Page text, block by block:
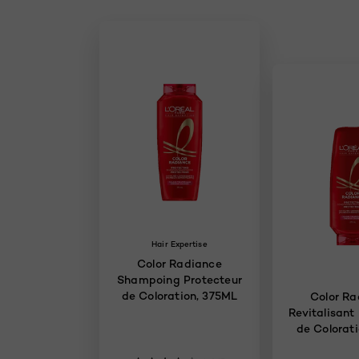
Hair Expertise
Color Radiance
Shampoing Protecteur
de Coloration, 375ML
Color
Revitalisant
de